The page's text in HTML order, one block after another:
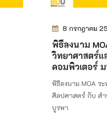
8 กรกฎาคม
พิธีลงนาม
วิทยาศาสตร์
คอมพิวเตอร์
พิธีลงนาม MOA ร
ศิลปศาสตร์ กับ ส
บูรพา